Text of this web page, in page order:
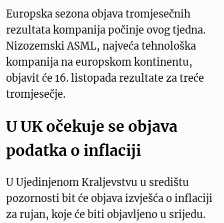
Europska sezona objava tromjesečnih
rezultata kompanija počinje ovog tjedna.
Nizozemski ASML, najveća tehnološka
kompanija na europskom kontinentu,
objavit će 16. listopada rezultate za treće
tromjesečje.
U UK očekuje se objava
podatka o inflaciji
U Ujedinjenom Kraljevstvu u središtu
pozornosti bit će objava izvješća o inflaciji
za rujan, koje će biti objavljeno u srijedu.